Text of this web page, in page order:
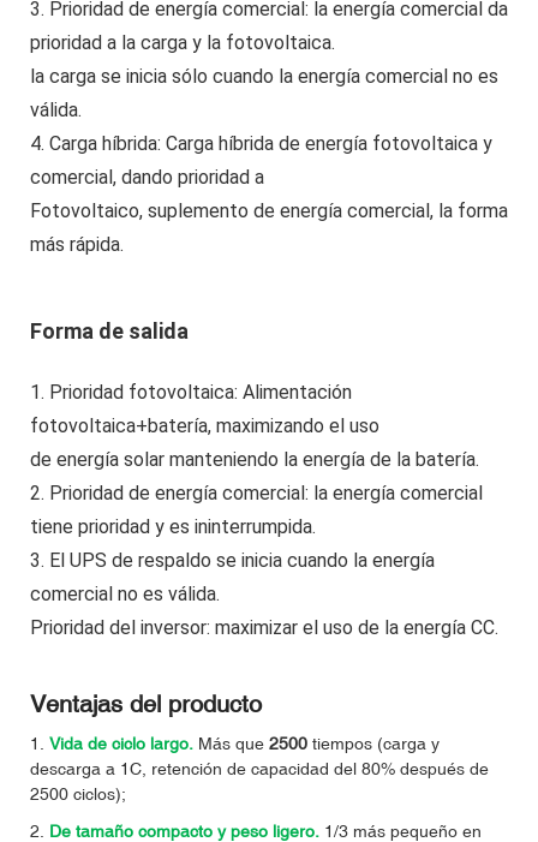
3. Prioridad de energía comercial: la energía comercial da
prioridad a la carga y la fotovoltaica.
la carga se inicia sólo cuando la energía comercial no es
válida.
4. Carga híbrida: Carga híbrida de energía fotovoltaica y
comercial, dando prioridad a
Fotovoltaico, suplemento de energía comercial, la forma
más rápida.
Forma de salida
1. Prioridad fotovoltaica: Alimentación
fotovoltaica+batería, maximizando el uso
de energía solar manteniendo la energía de la batería.
2. Prioridad de energía comercial: la energía comercial
tiene prioridad y es ininterrumpida.
3. El UPS de respaldo se inicia cuando la energía
comercial no es válida.
Prioridad del inversor: maximizar el uso de la energía CC.
Ventajas del producto
1. Vida de ciclo largo. Más que 2500 tiempos (carga y
descarga a 1C, retención de capacidad del 80% después de
2500 ciclos);
2. De tamaño compacto y peso ligero. 1/3 más pequeño en